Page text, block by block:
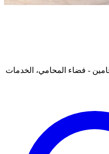
- فضاء المحامي، الخدمات